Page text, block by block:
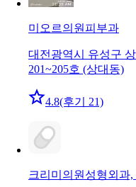
미오르의원 피부과
대전광역시 유성구
201~205호 (상대동)
4.8(후기 21)
크리미의원 성형외과